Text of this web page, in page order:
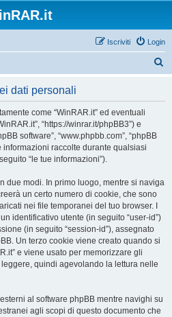
Login
Iscriviti
dati personali
come “WinRAR.it” ed eventuali
“https://winrar.it/phpBB3”) e
software”, “www.phpbb.com”, “phpBB
informazioni raccolte durante qualsiasi
“le tue informazioni”).
due modi. In primo luogo, mentre si naviga
un certo numero di cookie, che sono
nei file temporanei del tuo browser. I
identificativo utente (in seguito “user-id”)
(in seguito “session-id”), assegnato
Un terzo cookie viene creato quando si
e viene usato per memorizzare gli
quindi agevolando la lettura nelle
al software phpBB mentre navighi su
agli scopi di questo documento che